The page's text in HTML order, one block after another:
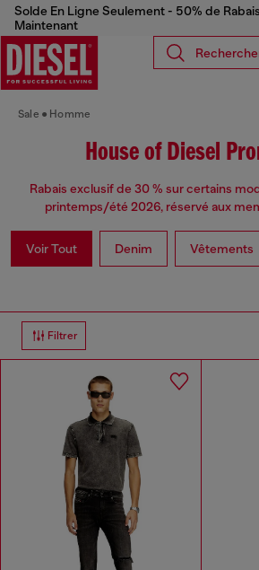
Solde En Ligne Seulement - 50% de
Maintenant
Sale Homme
House of Diesel
Rabais exclusif de 30 % sur certains
printemps/été 2026, réservé aux
Voir Tout Denim Vêtements
Filtrer